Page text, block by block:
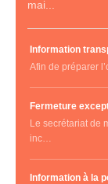
mai...
Information
Afin de préparer
Fermeture
Le secrétariat de
inc…
Information à la